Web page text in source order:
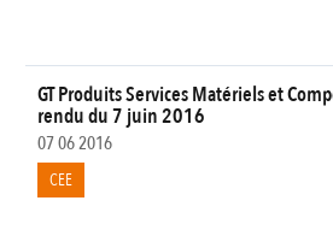
GT Produits Services Matériels et
rendu du 7 juin 2016
07 06 2016
CEE